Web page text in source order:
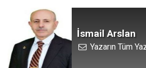
İsmail Arslan
Yazarın Tüm